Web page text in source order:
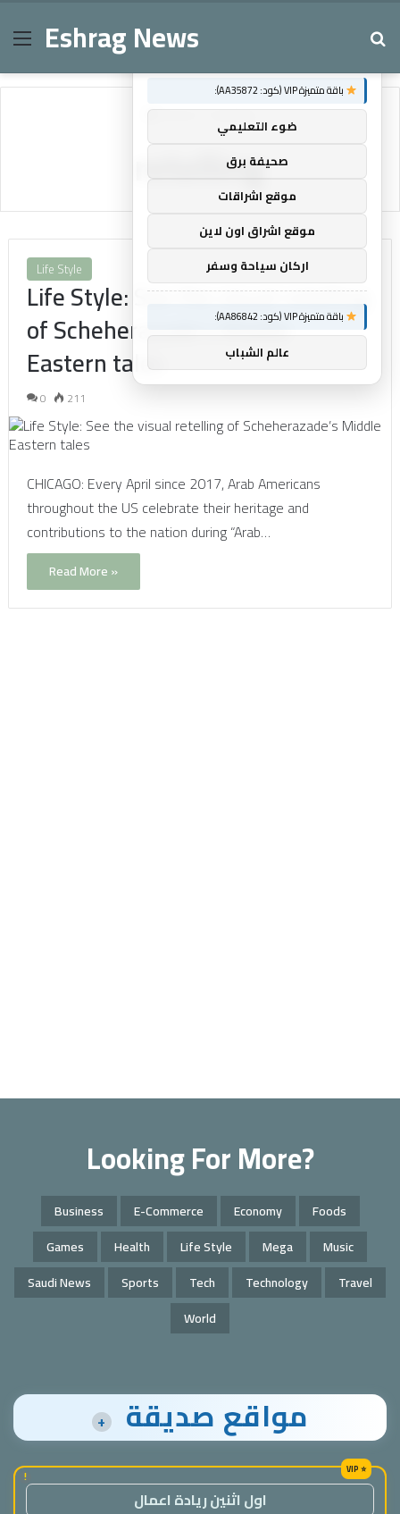
MenuEshrag News
Home/retelling
retelling
Life Style
Life Style: See the visual retelling
of Scheherazade’s Middle
Eastern tales
0 211
CHICAGO: Every April since 2017, Arab Americans
throughout the US celebrate their heritage and
contributions to the nation during “Arab…
Read More »
Looking For More?
Business E-Commerce Economy
Foods
Games
Health Life Style Mega
Music
Saudi News
Sports Tech Technology
Travel
World
مواقع صديقة +
!
اول اثنين ريادة اعمال
×
باقة متميزة VIP (كود: AA35872):
ضوء التعليمي
صحيفة برق
موقع اشراقات
موقع اشراق اون لاين
اركان سياحة وسفر
باقة متميزة VIP (كود: AA86842):
عالم الشباب